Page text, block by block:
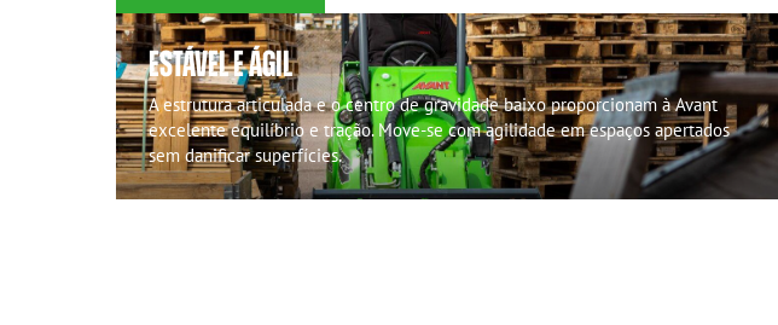
ESTÁVEL E ÁGIL
A estrutura articulada e o centro de gravidade baixo proporcionam à Avant
excelente equilíbrio e tração. Move-se com agilidade em espaços apertados
sem danificar superfícies.